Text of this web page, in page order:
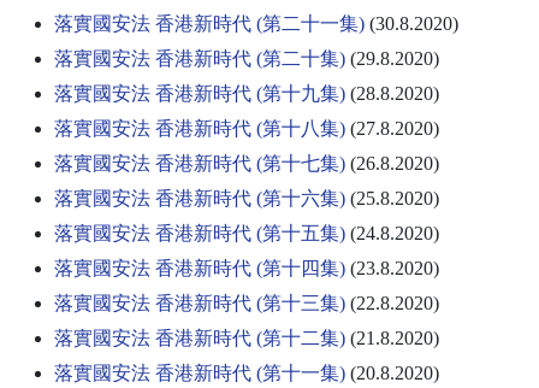
落實國安法 香港新時代 (第二十一集) (30.8.2020)
落實國安法 香港新時代 (第二十集) (29.8.2020)
落實國安法 香港新時代 (第十九集) (28.8.2020)
落實國安法 香港新時代 (第十八集) (27.8.2020)
落實國安法 香港新時代 (第十七集) (26.8.2020)
落實國安法 香港新時代 (第十六集) (25.8.2020)
落實國安法 香港新時代 (第十五集) (24.8.2020)
落實國安法 香港新時代 (第十四集) (23.8.2020)
落實國安法 香港新時代 (第十三集) (22.8.2020)
落實國安法 香港新時代 (第十二集) (21.8.2020)
落實國安法 香港新時代 (第十一集) (20.8.2020)